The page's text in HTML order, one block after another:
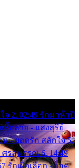
จ 2. 02:49 รักมาห้าปี
สื้อลาย - แสงสุรีย์
น - ยอดรัก สลักใจ 5.
รสุพรรณ 6. 14:49
รักเผื่อเลือก - ยอด